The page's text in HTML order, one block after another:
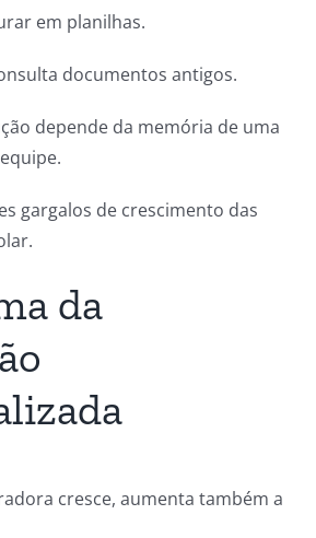
em planilhas.
documentos antigos.
depende da memória de uma
gargalos de crescimento das
da
cresce, aumenta também a